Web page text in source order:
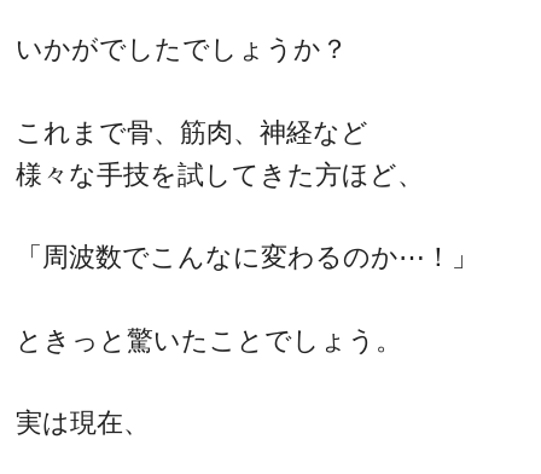
いかがでしたでしょうか？
これまで骨、筋肉、神経など
様々な手技を試してきた方ほど、
「周波数でこんなに変わるのか⋯！」
ときっと驚いたことでしょう。
実は現在、